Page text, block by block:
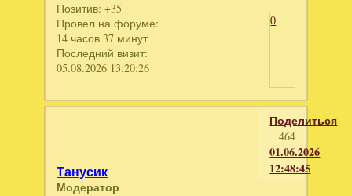
Позитив: +35
Провел на форуме:
14 часов 37 минут
Последний визит:
05.08.2026 13:20:26
0
Поделиться
464
01.06.2026
12:48:45
Танусик
Модератор